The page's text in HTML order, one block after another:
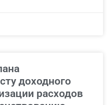
доходного
расходов